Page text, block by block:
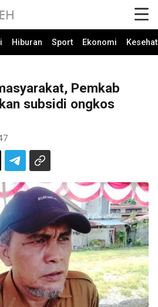
Hiburan Sport Ekonomi
Pemkab
subsidi ongkos